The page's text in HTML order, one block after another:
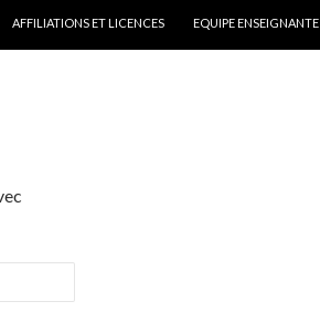
AFFILIATIONS ET LICENCES EQUIPE ENSEIGNANTE